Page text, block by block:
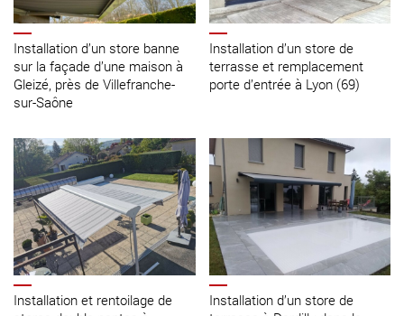
Installation d’un store banne
sur la façade d’une maison à
Gleizé, près de Villefranche-
sur-Saône
Installation d’un store de
terrasse et remplacement
porte d’entrée à Lyon (69)
Installation et rentoilage de
Installation d’un store de